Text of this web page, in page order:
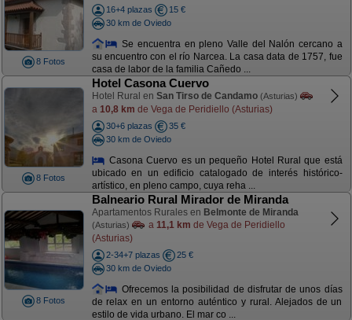
8 Fotos
16+4 plazas
15 €
30 km de Oviedo
Se encuentra en pleno Valle del Nalón cercano a
su encuentro con el río Narcea. La casa data de 1757, fue
casa de labor de la familia Cañedo ...
8 Fotos
Hotel Casona Cuervo
Hotel Rural en San Tirso de Candamo (Asturias)
a 10,8 km de Vega de Peridiello (Asturias)
30+6 plazas
35 €
30 km de Oviedo
Casona Cuervo es un pequeño Hotel Rural que está
ubicado en un edificio catalogado de interés histórico-
artístico, en pleno campo, cuya reha ...
8 Fotos
Balneario Rural Mirador de Miranda
Apartamentos Rurales en Belmonte de Miranda
(Asturias) a 11,1 km de Vega de Peridiello
(Asturias)
2-34+7 plazas
25 €
30 km de Oviedo
Ofrecemos la posibilidad de disfrutar de unos días
de relax en un entorno auténtico y rural. Alejados de un
estilo de vida urbano. El mar co ...